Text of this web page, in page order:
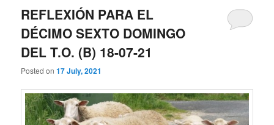
REFLEXIÓN PARA EL
DÉCIMO SEXTO DOMINGO
DEL T.O. (B) 18-07-21
Posted on17 July, 2021